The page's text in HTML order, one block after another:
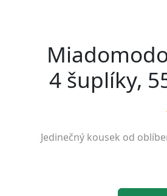
4 šuplíky,
Jedinečný kousek od